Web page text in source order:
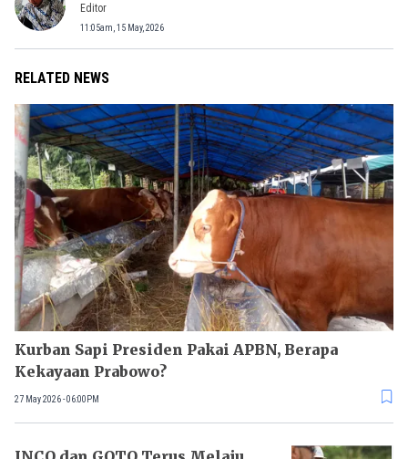
Editor
11:05am, 15 May, 2026
RELATED NEWS
Kurban Sapi Presiden Pakai APBN, Berapa
Kekayaan Prabowo?
27 May 2026 - 06:00PM